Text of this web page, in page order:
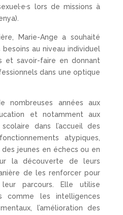
lors de missions à
Marie-Ange a souhaité
au niveau individuel
et savoir-faire en donnant
dans une optique
nombreuses années aux
et notamment aux
dans l’accueil des
atypiques,
jeunes en échecs ou en
la découverte de leurs
de les renforcer pour
parcours. Elle utilise
comme les intelligences
l’amélioration des